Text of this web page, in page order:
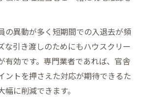
の異動が多く短期間での入退去が頻
な引き渡しのためにもハウスクリー
有効です。専門業者であれば、官舎
ントを押さえた対応が期待できるた
に削減できます。